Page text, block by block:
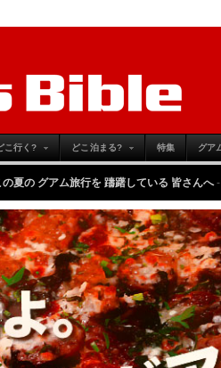
こ行く? どこ泊まる? 特集 グア
を 躊躇している 皆さんへ-Monday, June